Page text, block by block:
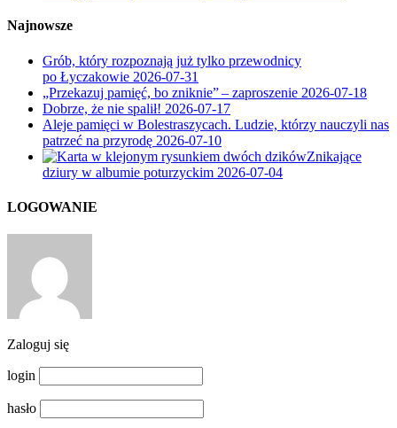
Najnowsze
Grób, który rozpoznają już tylko przewodnicy
po Łyczakowie 2026-07-31
„Przekazuj pamięć, bo zniknie” – zaproszenie 2026-07-18
Dobrze, że nie spalił! 2026-07-17
Aleje pamięci w Bolestraszycach. Ludzie, którzy nauczyli nas
patrzeć na przyrodę 2026-07-10
Znikające
dziury w albumie poturzyckim 2026-07-04
LOGOWANIE
Zaloguj się
login
hasło